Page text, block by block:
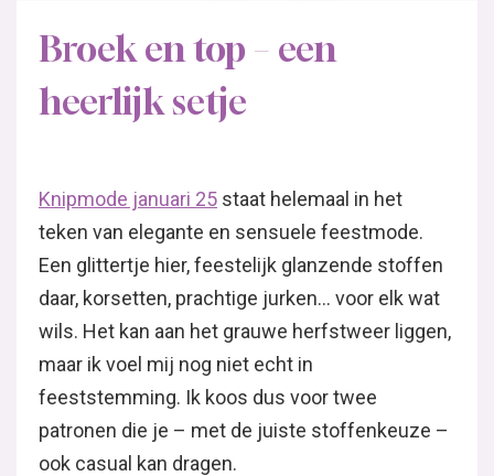
Broek en top – een
heerlijk setje
Knipmode januari 25 staat helemaal in het
teken van elegante en sensuele feestmode.
Een glittertje hier, feestelijk glanzende stoffen
daar, korsetten, prachtige jurken… voor elk wat
wils. Het kan aan het grauwe herfstweer liggen,
maar ik voel mij nog niet echt in
feeststemming. Ik koos dus voor twee
patronen die je – met de juiste stoffenkeuze –
ook casual kan dragen.